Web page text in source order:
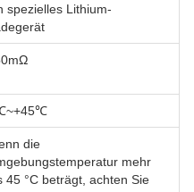
spezielles Lithium-
die
mehr
45 °C beträgt, achten Sie